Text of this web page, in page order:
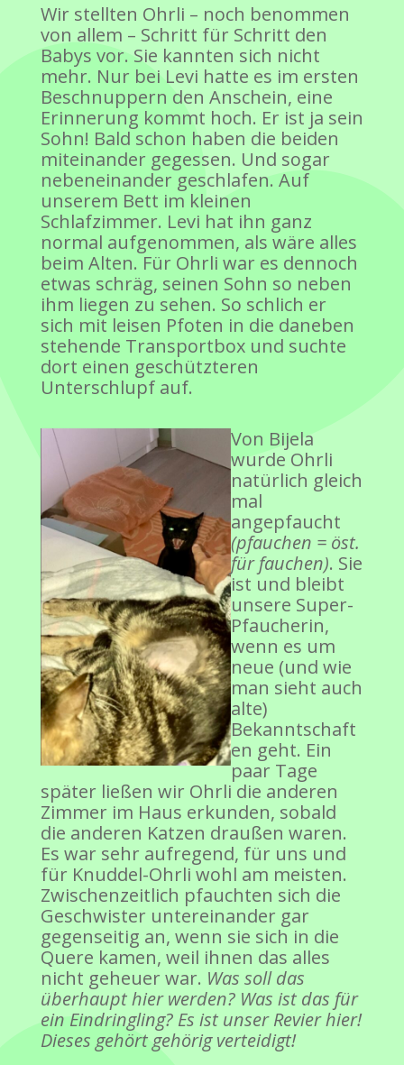
Wir stellten Ohrli – noch benommen
von allem – Schritt für Schritt den
Babys vor. Sie kannten sich nicht
mehr. Nur bei Levi hatte es im ersten
Beschnuppern den Anschein, eine
Erinnerung kommt hoch. Er ist ja sein
Sohn! Bald schon haben die beiden
miteinander gegessen. Und sogar
nebeneinander geschlafen. Auf
unserem Bett im kleinen
Schlafzimmer. Levi hat ihn ganz
normal aufgenommen, als wäre alles
beim Alten. Für Ohrli war es dennoch
etwas schräg, seinen Sohn so neben
ihm liegen zu sehen. So schlich er
sich mit leisen Pfoten in die daneben
stehende Transportbox und suchte
dort einen geschützteren
Unterschlupf auf.
Von Bijela
wurde Ohrli
natürlich gleich
mal
angepfaucht
(pfauchen = öst.
für fauchen). Sie
ist und bleibt
unsere Super-
Pfaucherin,
wenn es um
neue (und wie
man sieht auch
alte)
Bekanntschaft
en geht. Ein
paar Tage
später ließen wir Ohrli die anderen
Zimmer im Haus erkunden, sobald
die anderen Katzen draußen waren.
Es war sehr aufregend, für uns und
für Knuddel-Ohrli wohl am meisten.
Zwischenzeitlich pfauchten sich die
Geschwister untereinander gar
gegenseitig an, wenn sie sich in die
Quere kamen, weil ihnen das alles
nicht geheuer war. Was soll das
überhaupt hier werden? Was ist das für
ein Eindringling? Es ist unser Revier hier!
Dieses gehört gehörig verteidigt!